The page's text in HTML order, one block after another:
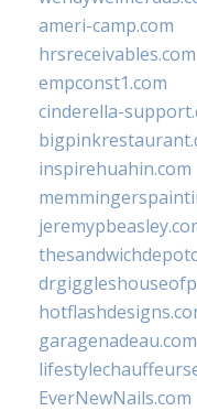
ameri-camp.com
hrsreceivables.com
empconst1.com
cinderella-
inspirehuahin.com
garagenadeau.com
EverNewNails.com